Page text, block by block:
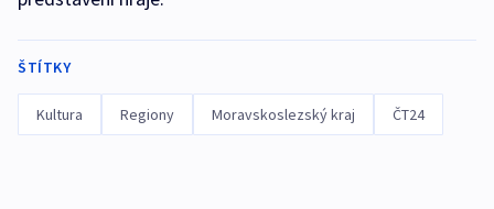
ŠTÍTKY
Kultura Regiony Moravskoslezský kraj ČT24